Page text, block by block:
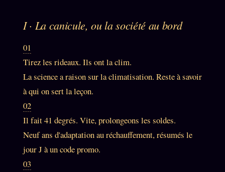
2019
Compte Suspendu 2024
Les Limites2025
Catalogue
ZS Bundle
I · La canicule, ou la société au bord
01
Tirez les rideaux. Ils ont la clim.
La science a raison sur la climatisation. Reste à savoir
à qui on sert la leçon.
02
Il fait 41 degrés. Vite, prolongeons les soldes.
Neuf ans d'adaptation au réchauffement, résumés le
jour J à un code promo.
03